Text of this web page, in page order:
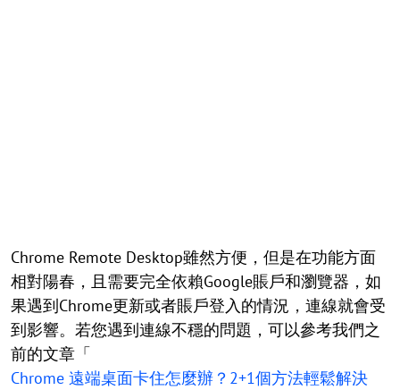
Chrome Remote Desktop雖然方便，但是在功能方面
相對陽春，且需要完全依賴Google賬戶和瀏覽器，如
果遇到Chrome更新或者賬戶登入的情況，連線就會受
到影響。若您遇到連線不穩的問題，可以參考我們之
前的文章「
Chrome 遠端桌面卡住怎麼辦？2+1個方法輕鬆解決